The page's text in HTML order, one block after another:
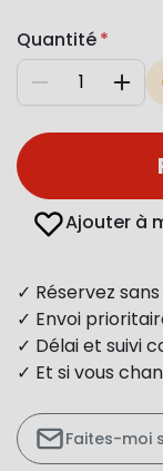
Quantité
Diminuer
Ajouter à
✓ Réservez
✓ Envoi
✓ Délai et suivi
✓ Et si vous
Faites-moi